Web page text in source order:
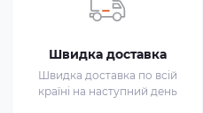
Швидка доставка
Швидка доставка по всій
країні на наступний день